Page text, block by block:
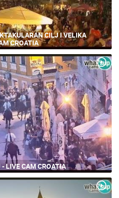
CILJ I VELIKA
CROATIA
LIVE CAM CROATIA